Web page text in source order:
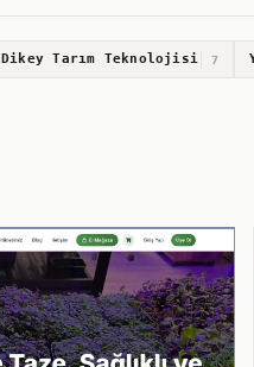
Dikey Tarım Teknolojisi 7